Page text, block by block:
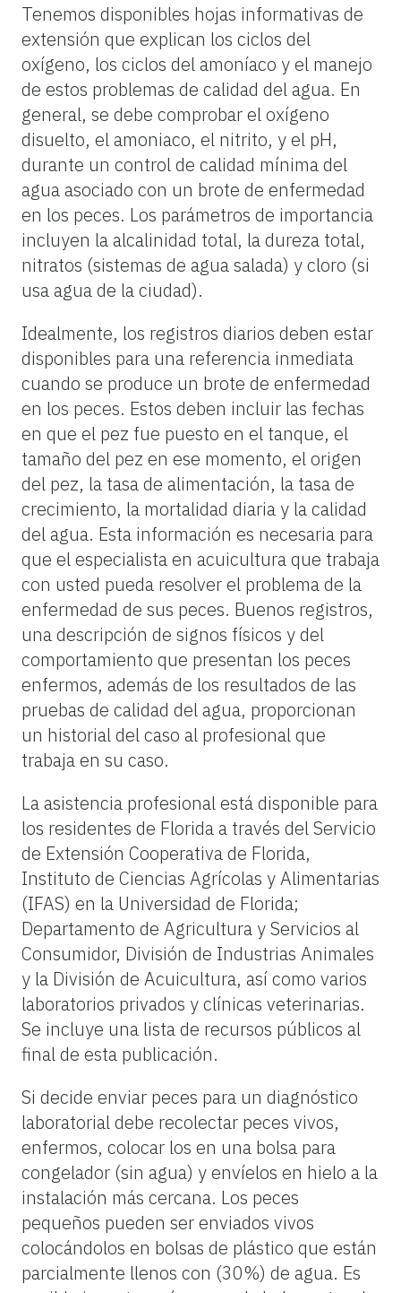
Tenemos disponibles hojas informativas de
extensión que explican los ciclos del
oxígeno, los ciclos del amoníaco y el manejo
de estos problemas de calidad del agua. En
general, se debe comprobar el oxígeno
disuelto, el amoniaco, el nitrito, y el pH,
durante un control de calidad mínima del
agua asociado con un brote de enfermedad
en los peces. Los parámetros de importancia
incluyen la alcalinidad total, la dureza total,
nitratos (sistemas de agua salada) y cloro (si
usa agua de la ciudad).
Idealmente, los registros diarios deben estar
disponibles para una referencia inmediata
cuando se produce un brote de enfermedad
en los peces. Estos deben incluir las fechas
en que el pez fue puesto en el tanque, el
tamaño del pez en ese momento, el origen
del pez, la tasa de alimentación, la tasa de
crecimiento, la mortalidad diaria y la calidad
del agua. Esta información es necesaria para
que el especialista en acuicultura que trabaja
con usted pueda resolver el problema de la
enfermedad de sus peces. Buenos registros,
una descripción de signos físicos y del
comportamiento que presentan los peces
enfermos, además de los resultados de las
pruebas de calidad del agua, proporcionan
un historial del caso al profesional que
trabaja en su caso.
La asistencia profesional está disponible para
los residentes de Florida a través del Servicio
de Extensión Cooperativa de Florida,
Instituto de Ciencias Agrícolas y Alimentarias
(IFAS) en la Universidad de Florida;
Departamento de Agricultura y Servicios al
Consumidor, División de Industrias Animales
y la División de Acuicultura, así como varios
laboratorios privados y clínicas veterinarias.
Se incluye una lista de recursos públicos al
final de esta publicación.
Si decide enviar peces para un diagnóstico
laboratorial debe recolectar peces vivos,
enfermos, colocar los en una bolsa para
congelador (sin agua) y envíelos en hielo a la
instalación más cercana. Los peces
pequeños pueden ser enviados vivos
colocándolos en bolsas de plástico que están
parcialmente llenos con (30%) de agua. Es